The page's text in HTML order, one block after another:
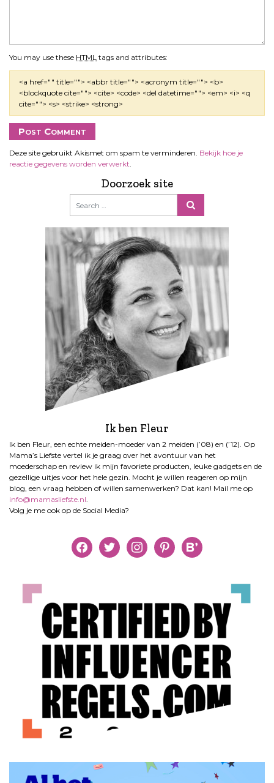
You may use these HTML tags and attributes:
<a href="" title=""> <abbr title=""> <acronym title=""> <b>
<blockquote cite=""> <cite> <code> <del datetime=""> <em> <i> <q
cite=""> <s> <strike> <strong>
Deze site gebruikt Akismet om spam te verminderen. Bekijk hoe je
reactie gegevens worden verwerkt.
Doorzoek site
Ik ben Fleur
Ik ben Fleur, een echte meiden-moeder van 2 meiden (’08) en (’12). Op
Mama’s Liefste vertel ik je graag over het avontuur van het
moederschap en review ik mijn favoriete producten, leuke gadgets en de
gezellige uitjes voor het hele gezin. Mocht je willen reageren op mijn
blog, een vraag hebben of willen samenwerken? Dat kan! Mail me op
info@mamasliefste.nl.
Volg je me ook op de Social Media?
facebooktwitter instagrampinterestbloglovin